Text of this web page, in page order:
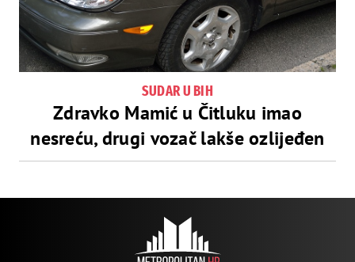
SUDAR U BIH
Zdravko Mamić u Čitluku imao
nesreću, drugi vozač lakše ozlijeđen